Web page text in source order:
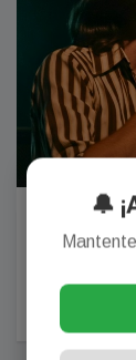
Los
1970 que
los tiempos
🔔